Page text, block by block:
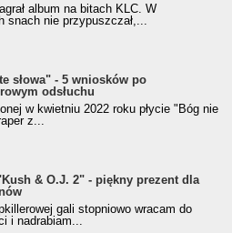
album na bitach KLC. W
snach nie przypuszczał,...
słowa" - 5 wniosków po
odsłuchu
w kwietniu 2022 roku płycie "Bóg nie
z...
& O.J. 2" - piękny prezent dla
gali stopniowo wracam do
i nadrabiam...